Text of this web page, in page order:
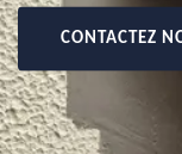
CONTACTEZ